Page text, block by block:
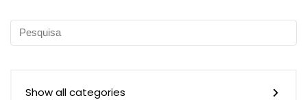
Show all categories